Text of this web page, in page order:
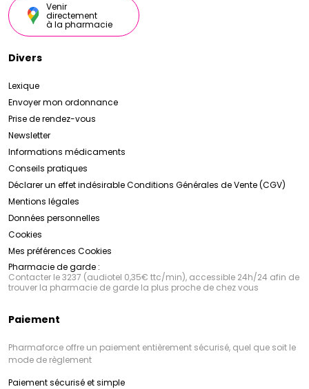
Venir
directement
à la pharmacie
Divers
Lexique
Envoyer mon ordonnance
Prise de rendez-vous
Newsletter
Informations médicaments
Conseils pratiques
Déclarer un effet indésirableConditions Générales de Vente (CGV)
Mentions légales
Données personnelles
Cookies
Mes préférences Cookies
Pharmacie de garde :
Contacter le 3237 (audiotel 0,35€ ttc/min), accessible 24h/24 afin de
trouver la pharmacie de garde la plus proche de chez vous
Paiement
Pharmaforce offre un paiement entièrement sécurisé, quel que soit le
mode de règlement
Paiement sécurisé et simple